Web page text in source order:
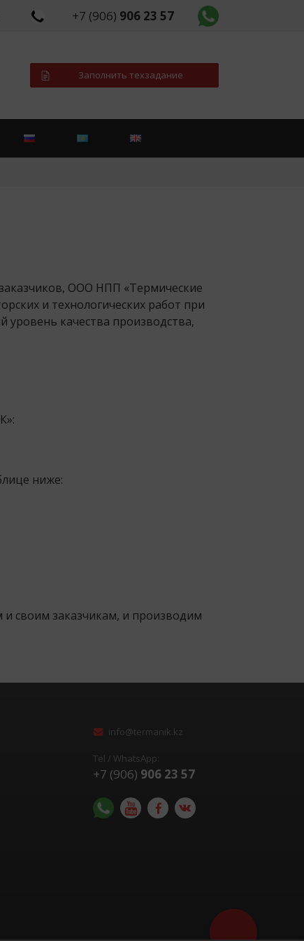
+7 (906) 906 23 57
Заполнить техзадание
ООО НПП «Термические
и технологических работ при
уровень качества производства,
ниже:
и своим заказчикам, и производим
info@termanik.kz
Tel / WhatsApp:
+7 (906) 906 23 57
Помочь с
оборудования?